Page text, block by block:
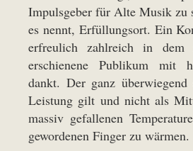
Impulsgeber für Alte Musik zu
es nennt, Erfüllungsort. Ein
erfreulich zahlreich in dem
erschienene Publikum mit
dankt. Der ganz überwiegend
Leistung gilt und nicht als
massiv gefallenen
gewordenen Finger zu wärmen.